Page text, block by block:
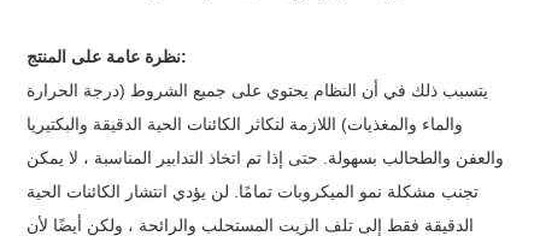
نظرة عامة على المنتج:
يتسبب ذلك في أن النظام يحتوي على جميع الشروط (درجة الحرارة
والماء والمغذيات) اللازمة لتكاثر الكائنات الحية الدقيقة والبكتيريا
والعفن والطحالب بسهولة. حتى إذا تم اتخاذ التدابير المناسبة ، لا يمكن
تجنب مشكلة نمو الميكروبات تمامًا. لن يؤدي انتشار الكائنات الحية
الدقيقة فقط إلى تلف الزيت المستحلب والرائحة ، ولكن أيضًا لأن